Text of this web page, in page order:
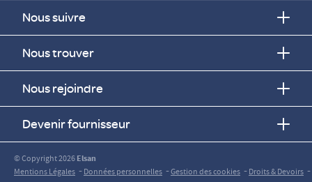
Nous suivre
Nous trouver
Nous rejoindre
Devenir fournisseur
© Copyright 2026Elsan
Mentions Légales -Données personnelles -Gestion des cookies -Droits & Devoirs -